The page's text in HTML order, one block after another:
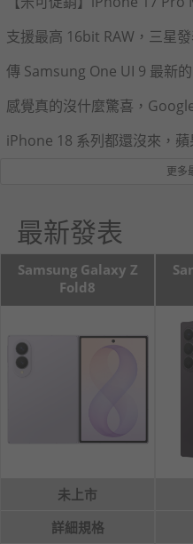
支援最高 16bit RAW，三星發
iPhone 18 系列都還沒來，蘋
更多
最新發表
Samsung Galaxy Z
Fold8
未上市
詳細規格